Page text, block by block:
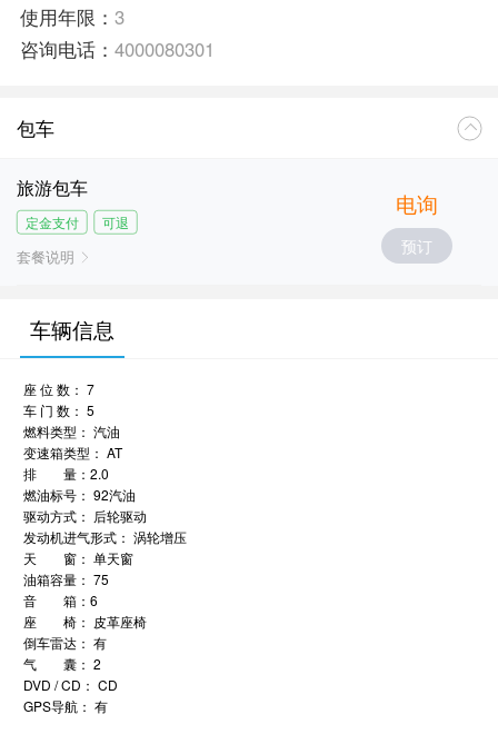
使用年限： 3
咨询电话： 4000080301
包车
旅游包车
定金支付 可退
套餐说明
电询
预订
车辆信息
座 位 数： 7
车 门 数： 5
燃料类型： 汽油
变速箱类型： AT
排 量：2.0
燃油标号： 92汽油
驱动方式： 后轮驱动
发动机进气形式： 涡轮增压
天 窗： 单天窗
油箱容量： 75
音 箱：6
座 椅： 皮革座椅
倒车雷达： 有
气 囊： 2
DVD / CD： CD
GPS导航： 有